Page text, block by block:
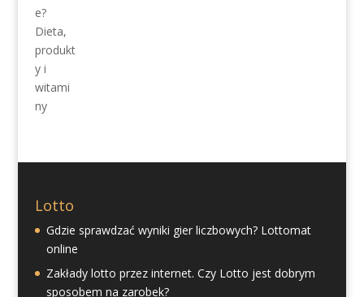
Lotto
Gdzie sprawdzać wyniki gier liczbowych? Lottomat
online
Zakłady lotto przez internet. Czy Lotto jest dobrym
sposobem na zarobek?